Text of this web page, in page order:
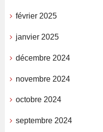
février 2025
janvier 2025
décembre 2024
novembre 2024
octobre 2024
septembre 2024